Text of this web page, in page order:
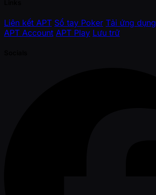
Liên kết APT Sổ tay Poker Tải ứng dụng
APT Account APT Play Lưu trữ